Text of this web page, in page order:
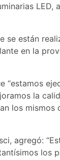
LED,
se están
en la
“estamos
la
los mismos
agregó:
los